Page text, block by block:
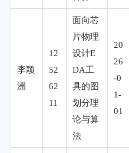
李颖
洲
12
52
62
11
面向芯
片物理
设计E
DA工
具的图
划分理
论与算
法
20
26
-0
1-
01